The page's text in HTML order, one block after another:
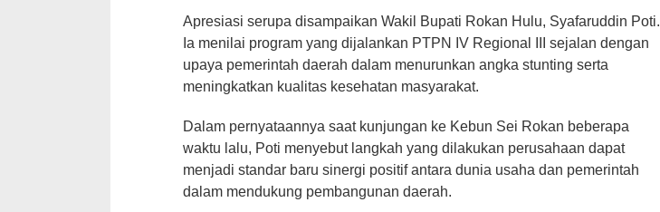
Apresiasi serupa disampaikan Wakil Bupati Rokan Hulu, Syafaruddin Poti.
Ia menilai program yang dijalankan PTPN IV Regional III sejalan dengan
upaya pemerintah daerah dalam menurunkan angka stunting serta
meningkatkan kualitas kesehatan masyarakat.
Dalam pernyataannya saat kunjungan ke Kebun Sei Rokan beberapa
waktu lalu, Poti menyebut langkah yang dilakukan perusahaan dapat
menjadi standar baru sinergi positif antara dunia usaha dan pemerintah
dalam mendukung pembangunan daerah.